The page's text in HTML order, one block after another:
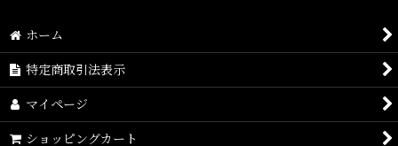
ホーム
特定商取引法表示
マイページ
ショッピングカート